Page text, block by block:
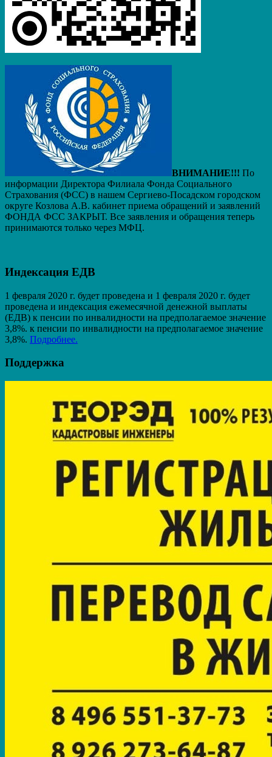
ВНИМАНИЕ!!! По
информации Директора Филиала Фонда Социального
Страхования (ФСС) в нашем Сергиево-Посадском городском
округе Козлова А.В. кабинет приема обращений и заявлений
ФОНДА ФСС ЗАКРЫТ. Вcе заявления и обращения теперь
принимаются только через МФЦ.
Индексация ЕДВ
1 февраля 2020 г. будет проведена и 1 февраля 2020 г. будет
проведена и индексация ежемесячной денежной выплаты
(ЕДВ) к пенсии по инвалидности на предполагаемое значение
3,8%. к пенсии по инвалидности на предполагаемое значение
3,8%. Подробнее.
Поддержка